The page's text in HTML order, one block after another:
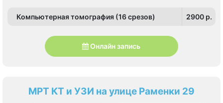
Компьютерная томография (16 срезов) 2900 p.
Онлайн запись
МРТ КТ и УЗИ на улице Раменки 29